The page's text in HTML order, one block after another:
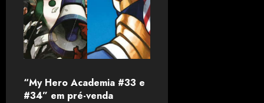
“My Hero Academia #33 e
#34” em pré-venda